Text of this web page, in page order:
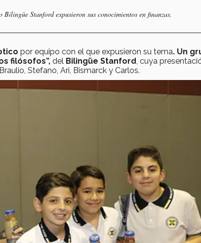
Stanford expusieron sus conocimientos en finanzas.
por equipo con el que expusieron su tema. Un
filósofos”, del Bilingüe Stanford, cuya
Stefano, Ari, Bismarck y Carlos.